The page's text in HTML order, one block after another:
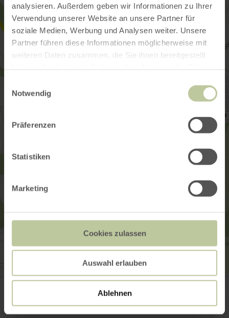
analysieren. Außerdem geben wir Informationen zu Ihrer
Verwendung unserer Website an unsere Partner für
soziale Medien, Werbung und Analysen weiter. Unsere
Partner führen diese Informationen möglicherweise mit
weiteren Daten zusammen, die Sie ihnen bereitgestellt
Notwendig
Präferenzen
Statistiken
Marketing
Cookies zulassen
Auswahl erlauben
Ablehnen
Hotel Hüllen
(0049) 2691 7520